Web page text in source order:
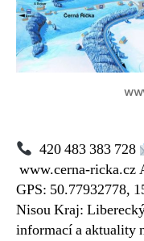
420 483 383 728
www.cerna-ricka.cz
GPS: 50.77932778,
Nisou Kraj:
informací a aktuality